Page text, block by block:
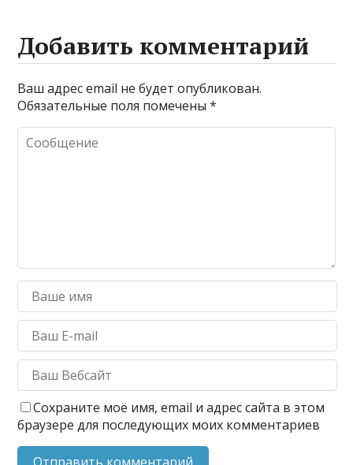
Добавить комментарий
Ваш адрес email не будет опубликован.
Обязательные поля помечены*
Сохраните моё имя, email и адрес сайта в этом
браузере для последующих моих комментариев